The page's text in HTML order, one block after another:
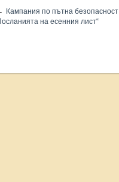
Кампания по пътна безопасност
на есенния лист“